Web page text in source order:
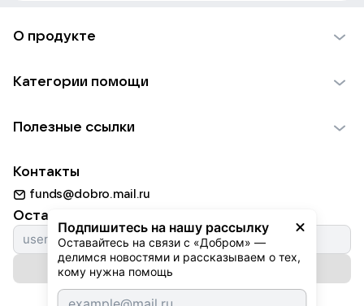
Подпишитесь на нашу рассылку
Оставайтесь на связи с «Добром» —
делимся новостями и рассказываем о тех,
кому нужна помощь
О продукте
Использование материалов
Для НКО
Партнерам
Категории помощи
Пожилым
Животным
Природе
Культуре
Фондам
Полезные ссылки
Добрый день
Истории
Автоплатежи
Контакты
funds@dobro.mail.ru
Оставайтесь с нами
Подписаться на рассылку